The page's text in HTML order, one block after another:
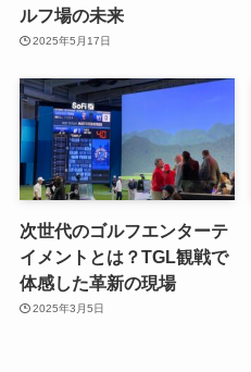
ルフ場の未来
2025年5月17日
次世代のゴルフエンターテ
イメントとは？TGL観戦で
体感した革新の現場
2025年3月5日